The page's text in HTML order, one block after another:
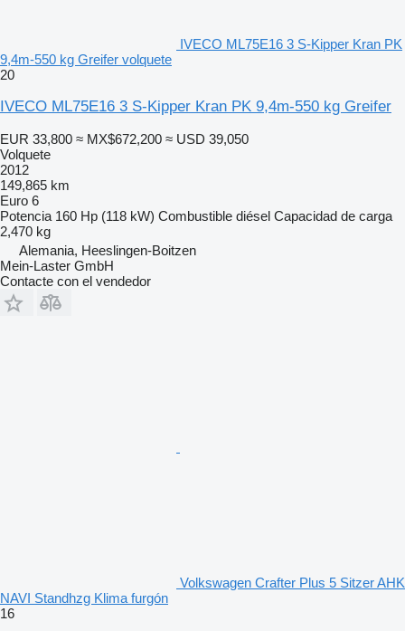
IVECO ML75E16 3 S-Kipper Kran PK
9,4m-550 kg Greifer volquete
20
IVECO ML75E16 3 S-Kipper Kran PK 9,4m-550 kg Greifer
EUR 33,800 ≈ MX$672,200 ≈ USD 39,050
Volquete
2012
149,865 km
Euro 6
Potencia 160 Hp (118 kW) Combustible diésel Capacidad de carga
2,470 kg
Alemania, Heeslingen-Boitzen
Mein-Laster GmbH
Contacte con el vendedor
Volkswagen Crafter Plus 5 Sitzer AHK
NAVI Standhzg Klima furgón
16